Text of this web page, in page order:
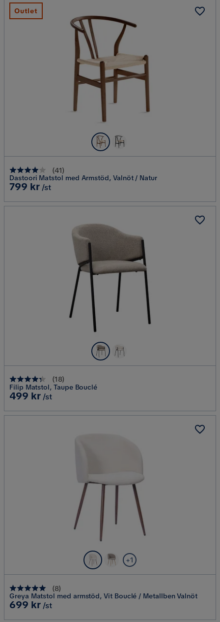
(41)
Dastoori Matstol med Armstöd, Valnöt / Natur
Pris
799 kr /st
Outlet
(18)
Filip Matstol, Taupe Bouclé
Pris
499 kr /st
+1
(8)
Greya Matstol med armstöd, Vit Bouclé / Metallben Valnöt
Pris
699 kr /st